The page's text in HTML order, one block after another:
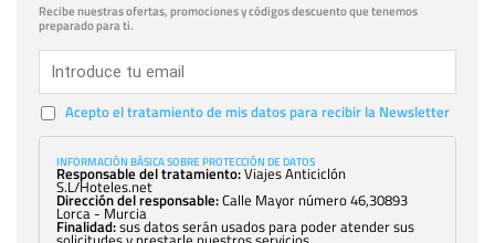
Recibe nuestras ofertas, promociones y códigos descuento que tenemos
preparado para ti.
Acepto el tratamiento de mis datos para recibir la Newsletter
INFORMACIÓN BÁSICA SOBRE PROTECCIÓN DE DATOS
Responsable del tratamiento:Viajes Anticiclón
S.L/Hoteles.net
Dirección del responsable:Calle Mayor número 46,30893
Lorca - Murcia
Finalidad:sus datos serán usados para poder atender sus